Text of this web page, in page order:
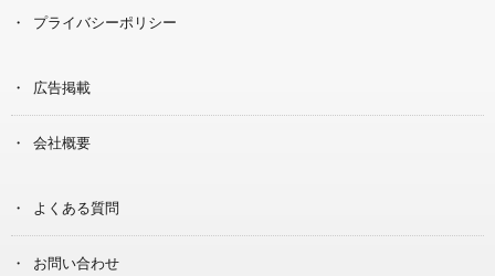
プライバシーポリシー
広告掲載
会社概要
よくある質問
お問い合わせ